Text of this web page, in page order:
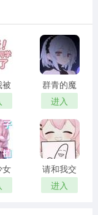
量调节把消费放
也会同步增长，你
己的风格乱买一
被
整
群青的魔
女 2026最
新版
进入
女
移
请和我交
往吧孙笑
川前辈
进入